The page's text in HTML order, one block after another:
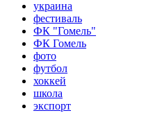
украина
фестиваль
ФК "Гомель"
ФК Гомель
фото
футбол
хоккей
школа
экспорт